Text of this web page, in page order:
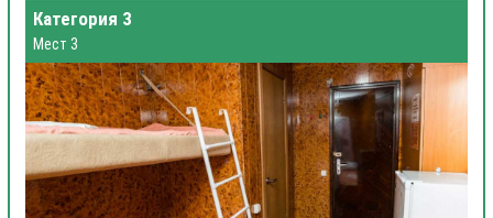
Категория 3
Мест 3